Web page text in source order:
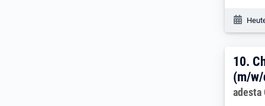
10.
10.
(m/
adesta